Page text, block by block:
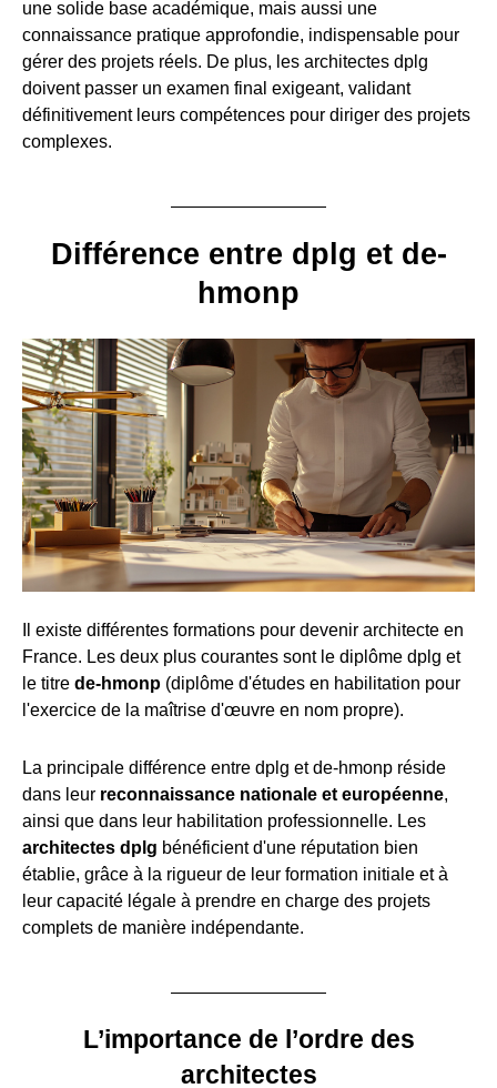
une solide base académique, mais aussi une
connaissance pratique approfondie, indispensable pour
gérer des projets réels. De plus, les architectes dplg
doivent passer un examen final exigeant, validant
définitivement leurs compétences pour diriger des projets
complexes.
Différence entre dplg et de-
hmonp
Il existe différentes formations pour devenir architecte en
France. Les deux plus courantes sont le diplôme dplg et
le titre de-hmonp (diplôme d'études en habilitation pour
l'exercice de la maîtrise d'œuvre en nom propre).
La principale différence entre dplg et de-hmonp réside
dans leur reconnaissance nationale et européenne,
ainsi que dans leur habilitation professionnelle. Les
architectes dplg bénéficient d'une réputation bien
établie, grâce à la rigueur de leur formation initiale et à
leur capacité légale à prendre en charge des projets
complets de manière indépendante.
L’importance de l’ordre des
architectes